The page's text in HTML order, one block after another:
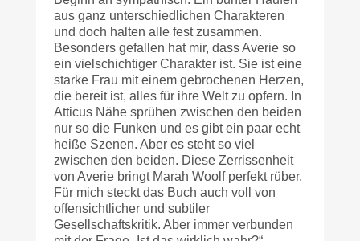
aus ganz unterschiedlichen Charakteren
und doch halten alle fest zusammen.
Besonders gefallen hat mir, dass Averie so
ein vielschichtiger Charakter ist. Sie ist eine
starke Frau mit einem gebrochenen Herzen,
die bereit ist, alles für ihre Welt zu opfern. In
Atticus Nähe sprühen zwischen den beiden
nur so die Funken und es gibt ein paar echt
heiße Szenen. Aber es steht so viel
zwischen den beiden. Diese Zerrissenheit
von Averie bringt Marah Woolf perfekt rüber.
Für mich steckt das Buch auch voll von
offensichtlicher und subtiler
Gesellschaftskritik. Aber immer verbunden